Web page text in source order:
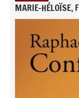
MARIE-HÉLOÏSE,